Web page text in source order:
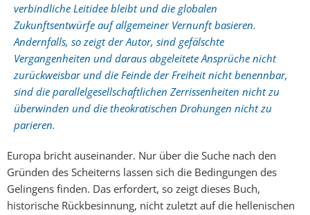
verbindliche Leitidee bleibt und die globalen
Zukunftsentwürfe auf allgemeiner Vernunft basieren.
Andernfalls, so zeigt der Autor, sind gefälschte
Vergangenheiten und daraus abgeleitete Ansprüche nicht
zurückweisbar und die Feinde der Freiheit nicht benennbar,
sind die parallelgesellschaftlichen Zerrissenheiten nicht zu
überwinden und die theokratischen Drohungen nicht zu
parieren.
Europa bricht auseinander. Nur über die Suche nach den
Gründen des Scheiterns lassen sich die Bedingungen des
Gelingens finden. Das erfordert, so zeigt dieses Buch,
historische Rückbesinnung, nicht zuletzt auf die hellenischen